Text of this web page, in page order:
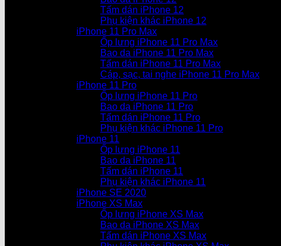
Tấm dán iPhone 12
Phụ kiện khác iPhone 12
iPhone 11 Pro Max
Ốp lưng iPhone 11 Pro Max
Bao da iPhone 11 Pro Max
Tấm dán iPhone 11 Pro Max
Cáp, sạc, tai nghe iPhone 11 Pro Max
iPhone 11 Pro
Ốp lưng iPhone 11 Pro
Bao da iPhone 11 Pro
Tấm dán iPhone 11 Pro
Phụ kiện khác iPhone 11 Pro
iPhone 11
Ốp lưng iPhone 11
Bao da iPhone 11
Tấm dán iPhone 11
Phụ kiện khác iPhone 11
iPhone SE 2020
iPhone XS Max
Ốp lưng iPhone XS Max
Bao da iPhone XS Max
Tấm dán iPhone XS Max